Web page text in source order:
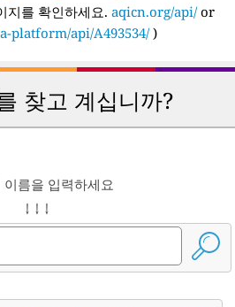
지를 확인하세요. aqicn.org/api/or
platform/api/A493534/)
찾고 계십니까?
이름을 입력하세요
↓ ↓ ↓